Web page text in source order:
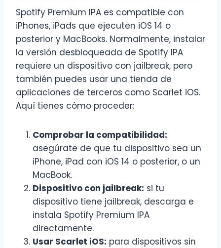
Spotify Premium IPA es compatible con
iPhones, iPads que ejecuten iOS 14 o
posterior y MacBooks. Normalmente, instalar
la versión desbloqueada de Spotify IPA
requiere un dispositivo con jailbreak, pero
también puedes usar una tienda de
aplicaciones de terceros como Scarlet iOS.
Aquí tienes cómo proceder:
Comprobar la compatibilidad:
asegúrate de que tu dispositivo sea un
iPhone, iPad con iOS 14 o posterior, o un
MacBook.
Dispositivo con jailbreak: si tu
dispositivo tiene jailbreak, descarga e
instala Spotify Premium IPA
directamente.
Usar Scarlet iOS: para dispositivos sin